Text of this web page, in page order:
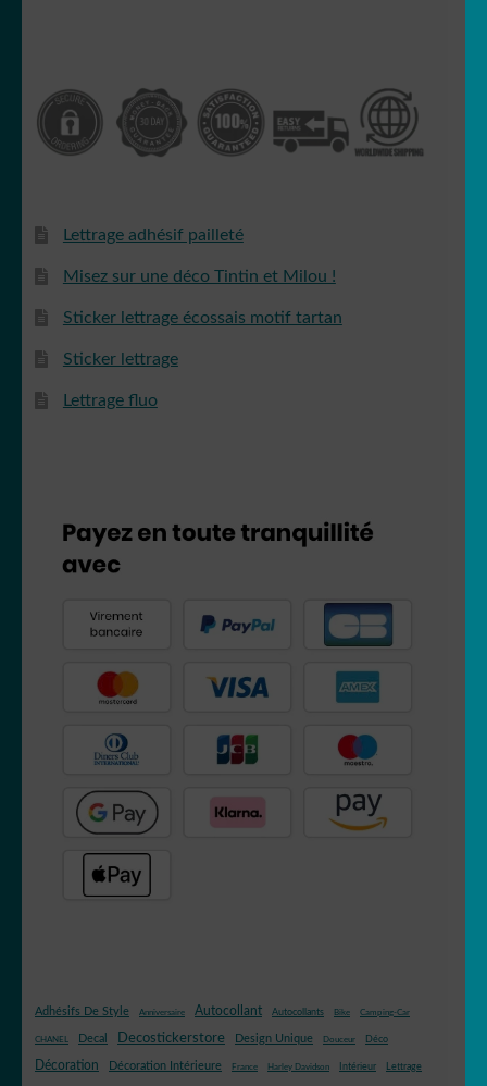
Lettrage adhésif pailleté
Misez sur une déco Tintin et Milou !
Sticker lettrage écossais motif tartan
Sticker lettrage
Lettrage fluo
Adhésifs De Style Anniversaire Autocollant Autocollants Bike Camping-Car
CHANEL Decal Decostickerstore Design Unique Douceur Déco
Décoration Décoration Intérieure France Harley Davidson Intérieur Lettrage